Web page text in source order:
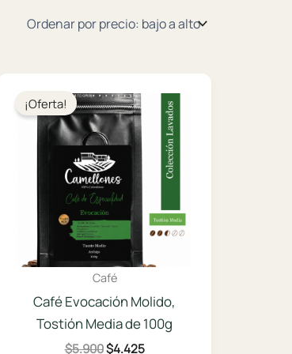
¡Oferta!
Café
Café Evocación Molido,
Tostión Media de 100g
$5.900El
$4.425El